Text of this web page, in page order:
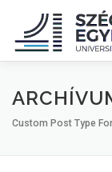
tartalomhoz
RÓLUNK
Custom Post Type